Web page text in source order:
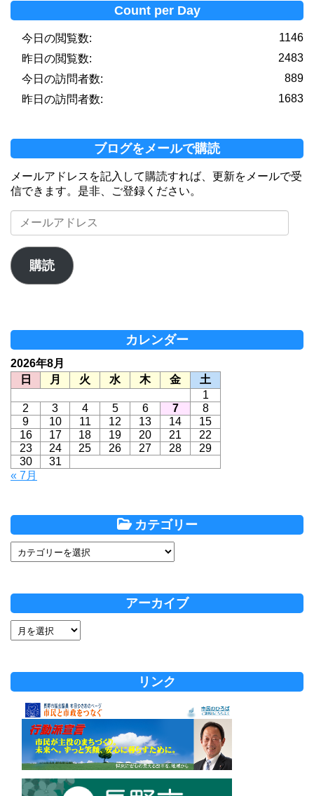
Count per Day
1146
今日の閲覧数:
2483
昨日の閲覧数:
889
今日の訪問者数:
1683
昨日の訪問者数:
ブログをメールで購読
メールアドレスを記入して購読すれば、更新をメールで受
信できます。是非、ご登録ください。
メ
ー
ア
ド
購読
カレンダー
2026年8月
日
月 火 水 木 金
土
1
2
3 4 5 6 7
8
9
10 11 12 13 14
15
16
17 18 19 20 21
22
23
24 25 26 27 28
29
30
31
« 7月
カテゴリー
アーカイブ
リンク